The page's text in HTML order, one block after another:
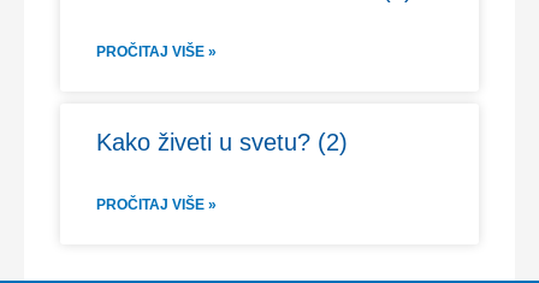
PROČITAJ VIŠE »
Kako živeti u svetu? (2)
PROČITAJ VIŠE »